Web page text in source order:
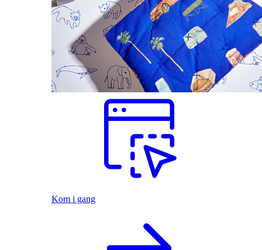
Kom i gang